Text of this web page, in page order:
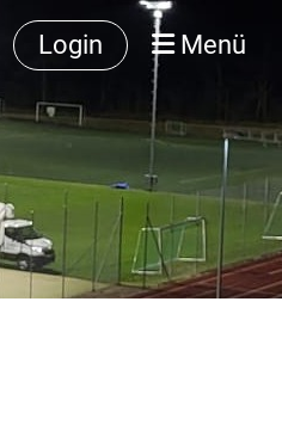
Login Menü